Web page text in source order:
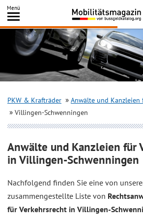
Inhalt
springen
Menü
PKW & Krafträder
Anwälte und Kanzleien
Villingen-Schwenningen
Anwälte und Kanzleien für
in Villingen-Schwenningen
Nachfolgend finden Sie eine von
zusammengestellte Liste von
für Verkehrsrecht in Villingen-